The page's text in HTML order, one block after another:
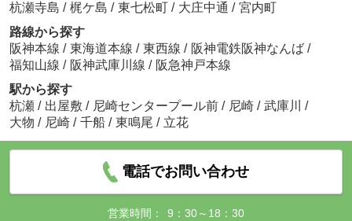
杭瀬寺島 / 梶ケ島 / 東七松町 / 大庄中通 / 宮内町
路線から探す
阪神本線 / 東海道本線 / 東西線 / 阪神電鉄阪神なんば /
福知山線 / 阪神武庫川線 / 阪急神戸本線
駅から探す
杭瀬 / 出屋敷 / 尼崎センタープール前 / 尼崎 / 武庫川
/
大物 / 尼崎 / 千船 / 東鳴尾 / 立花
電話でお問い合わせ
営業時間：
9：30～18：30